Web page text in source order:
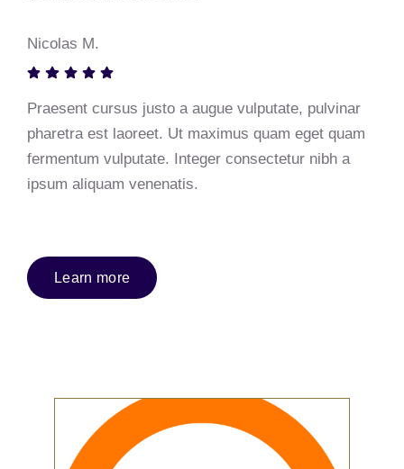
Nicolas M.
Praesent cursus justo a augue vulputate, pulvinar
pharetra est laoreet. Ut maximus quam eget quam
fermentum vulputate. Integer consectetur nibh a
ipsum aliquam venenatis.
Learn more